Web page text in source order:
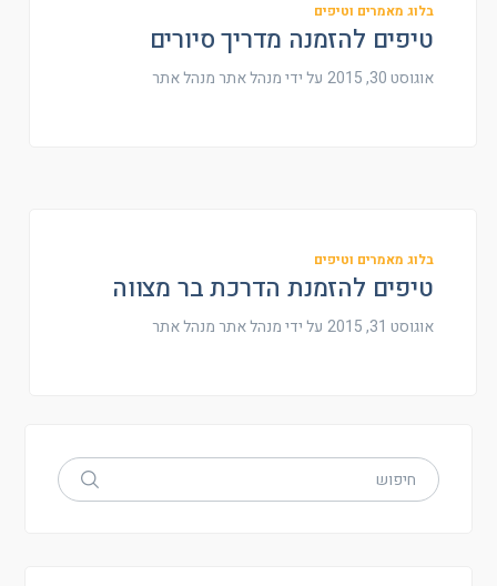
בלוג מאמרים וטיפים
טיפים להזמנה מדריך סיורים
אוגוסט 30, 2015 על ידי מנהל אתרמנהל אתר
בלוג מאמרים וטיפים
טיפים להזמנת הדרכת בר מצווה
אוגוסט 31, 2015 על ידי מנהל אתרמנהל אתר